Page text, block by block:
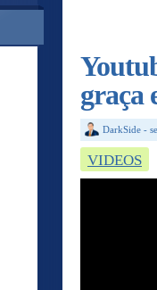
graça
DarkSide -
VIDEOS